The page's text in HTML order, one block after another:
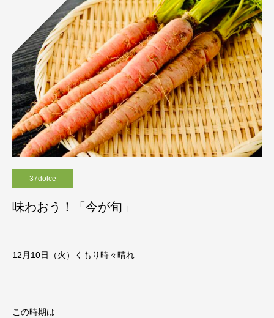
37dolce
味わおう！「今が旬」
12月10日（火）くもり時々晴れ
この時期は